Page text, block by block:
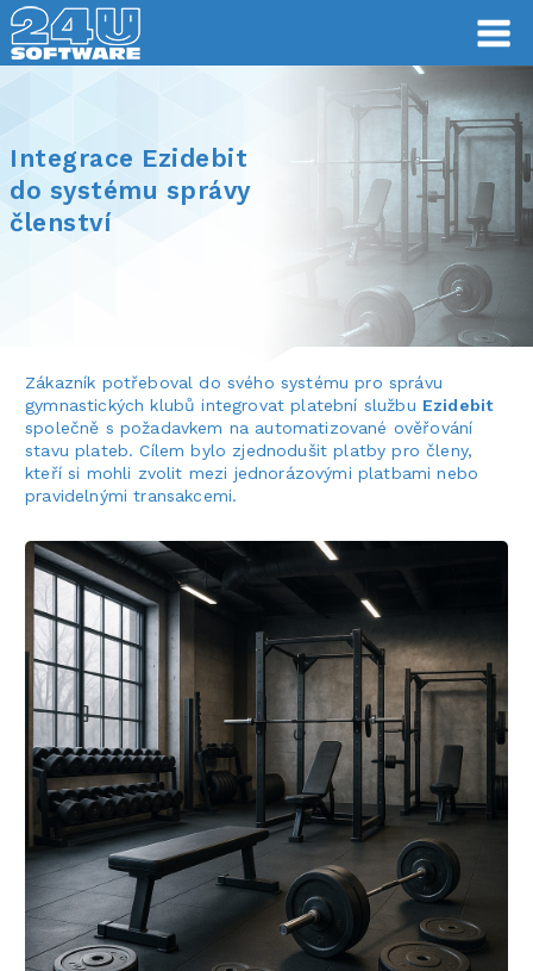
Integrace Ezidebit
do systému správy
členství
Zákazník potřeboval do svého systému pro správu
gymnastických klubů integrovat platební službu Ezidebit
společně s požadavkem na automatizované ověřování
stavu plateb. Cílem bylo zjednodušit platby pro členy,
kteří si mohli zvolit mezi jednorázovými platbami nebo
pravidelnými transakcemi.